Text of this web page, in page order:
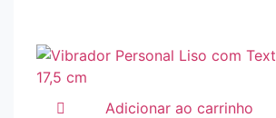
Adicionar ao carrinho